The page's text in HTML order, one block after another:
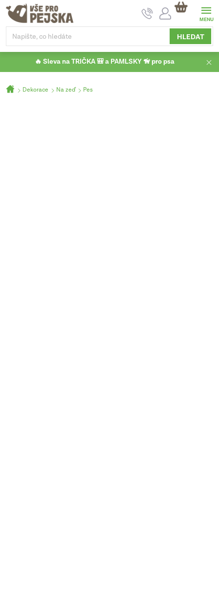
Přejít
obsah
HLEDAT
NÁKUPNÍ
KOŠÍK
🔥 Sleva na TRIČKA 🎒 a PAMLSKY 🦮 pro psa
DomůDekorace Na zeď Pes